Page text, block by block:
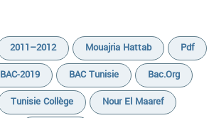
2011–2012 Mouajria Hattab
Pdf
BAC-2019 BAC Tunisie
Bac.org
Tunisie Collège
Nour El Maaref